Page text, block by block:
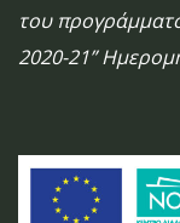
του
2020-21”